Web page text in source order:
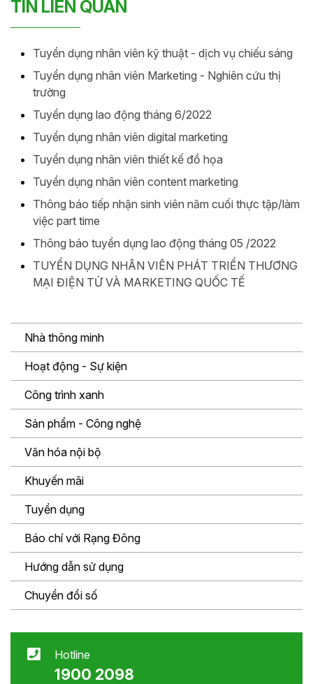
TIN LIÊN QUAN
Tuyển dụng nhân viên kỹ thuật - dịch vụ chiếu sáng
Tuyển dụng nhân viên Marketing - Nghiên cứu thị
trường
Tuyển dụng lao động tháng 6/2022
Tuyển dụng nhân viên digital marketing
Tuyển dụng nhân viên thiết kế đồ họa
Tuyển dụng nhân viên content marketing
Thông báo tiếp nhận sinh viên năm cuối thực tập/làm
việc part time
Thông báo tuyển dụng lao động tháng 05 /2022
TUYỂN DỤNG NHÂN VIÊN PHÁT TRIỂN THƯƠNG
MẠI ĐIỆN TỬ VÀ MARKETING QUỐC TẾ
Nhà thông minh
Hoạt động - Sự kiện
Công trình xanh
Sản phẩm - Công nghệ
Văn hóa nội bộ
Khuyến mãi
Tuyển dụng
Báo chí với Rạng Đông
Hướng dẫn sử dụng
Chuyển đổi số
Hotline
1900 2098